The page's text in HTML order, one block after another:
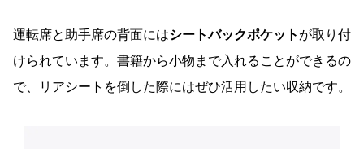
運転席と助手席の背面にはシートバックポケット が取り付
けられています。書籍から小物まで入れることができるの
で、リアシートを倒した際にはぜひ活用したい収納です。